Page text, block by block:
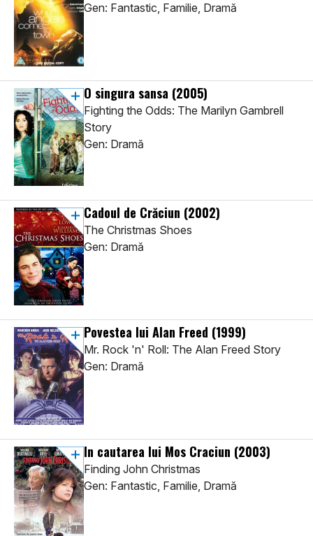
Gen: Fantastic, Familie, Dramă
O singura sansa (2005)
Fighting the Odds: The Marilyn Gambrell
Story
Gen: Dramă
Cadoul de Crăciun (2002)
The Christmas Shoes
Gen: Dramă
Povestea lui Alan Freed (1999)
Mr. Rock 'n' Roll: The Alan Freed Story
Gen: Dramă
In cautarea lui Mos Craciun (2003)
Finding John Christmas
Gen: Fantastic, Familie, Dramă